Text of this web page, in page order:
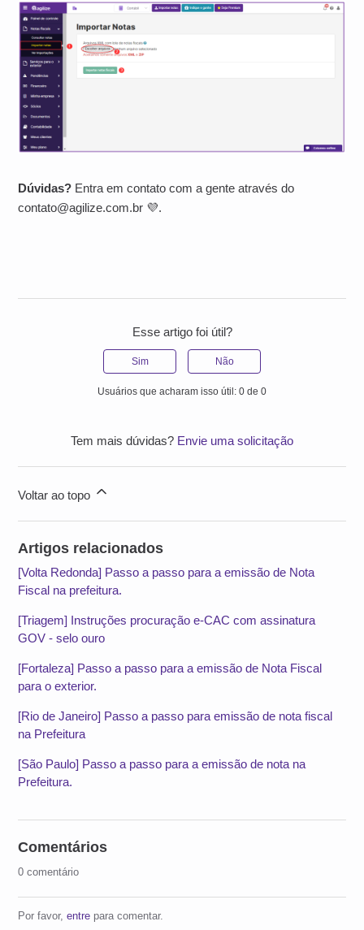
Dúvidas? Entra em contato com a gente através do
contato@agilize.com.br 💜.
Esse artigo foi útil?
Sim Não
Usuários que acharam isso útil: 0 de 0
Tem mais dúvidas? Envie uma solicitação
Voltar ao topo
Artigos relacionados
[Volta Redonda] Passo a passo para a emissão de Nota
Fiscal na prefeitura.
[Triagem] Instruções procuração e-CAC com assinatura
GOV - selo ouro
[Fortaleza] Passo a passo para a emissão de Nota Fiscal
para o exterior.
[Rio de Janeiro] Passo a passo para emissão de nota fiscal
na Prefeitura
[São Paulo] Passo a passo para a emissão de nota na
Prefeitura.
Comentários
0 comentário
Por favor,entre para comentar.